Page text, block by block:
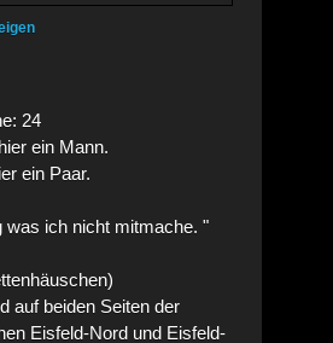
24
ein Mann.
ein Paar.
was ich nicht mitmache. "
auf beiden Seiten der
Eisfeld-Nord und Eisfeld-